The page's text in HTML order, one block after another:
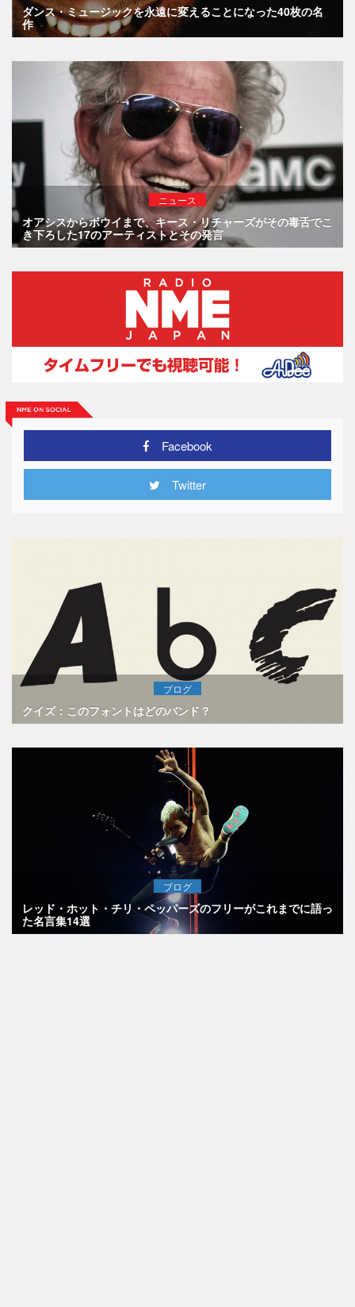
ダンス・ミュージックを永遠に変えることになった40枚の名
作
ニュース
オアシスからボウイまで、キース・リチャーズがその毒舌でこ
き下ろした17のアーティストとその発言
Facebook
Twitter
ブログ
クイズ：このフォントはどのバンド？
ブログ
レッド・ホット・チリ・ペッパーズのフリーがこれまでに語っ
た名言集14選